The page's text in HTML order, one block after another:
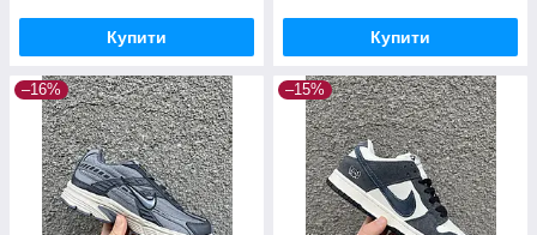
Купити Купити
–16% –15%